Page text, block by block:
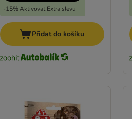
-15% Aktivovat Extra slevu
Přidat do košíku